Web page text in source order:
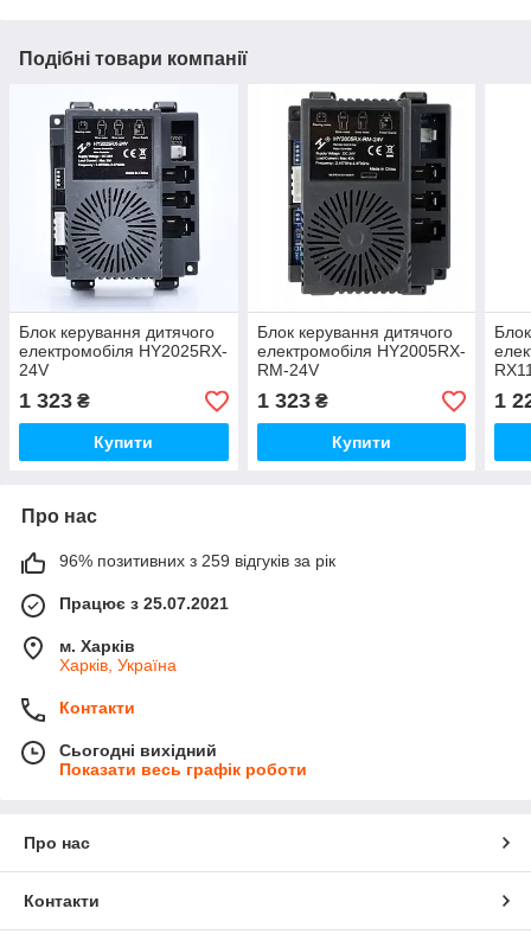
Подібні товари компанії
Блок керування дитячого
електромобіля HY2025RX-
24V
1 323 ₴
Купити
Блок керування дитячого
електромобіля HY2005RX-
RM-24V
1 323₴
Купити
1
Про нас
96% позитивних з 259 відгуків за рік
Працює з 25.07.2021
м. Харків
Харків, Україна
Контакти
Сьогодні вихідний
Показати весь графік роботи
Про нас
Контакти